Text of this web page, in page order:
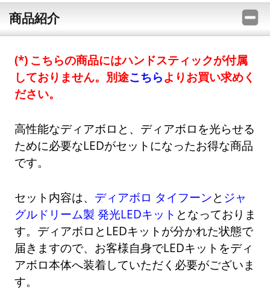
商品紹介
こちらの商品にはハンドスティックが付属
しておりません。別途こちらよりお買い求めく
ださい。
高性能なディアボロと、ディアボロを光らせる
ために必要なLEDがセットになったお得な商品
です。
セット内容は、 ディアボロ タイフーンと ジャ
グルドリーム製 発光LEDキット となっておりま
す。ディアボロとLEDキットが分かれた状態で
届きますので、お客様自身でLEDキットをディ
アボロ本体へ装着していただく必要がございま
す。